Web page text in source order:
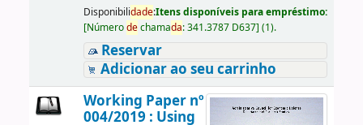
Disponibilidade:Itens disponíveis para empréstimo:
[Númerodechamada:341.3787 D637] (1).
Reservar
Adicionar ao seu carrinho
Working Paper nº
004/2019 : Using